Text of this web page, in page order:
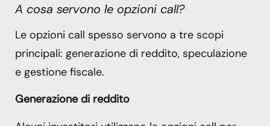
A cosa servono le opzioni call?
Le opzioni call spesso servono a tre scopi
principali: generazione di reddito, speculazione
e gestione fiscale.
Generazione di reddito